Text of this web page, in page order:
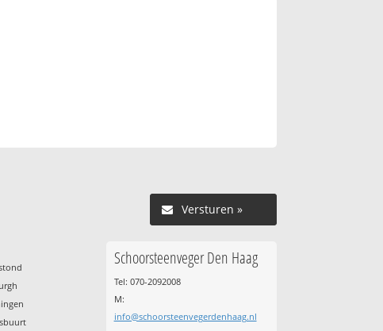
Versturen »
Schoorsteenveger Den Haag
Tel: 070-2092008
M:
info@schoorsteenvegerdenhaag.nl